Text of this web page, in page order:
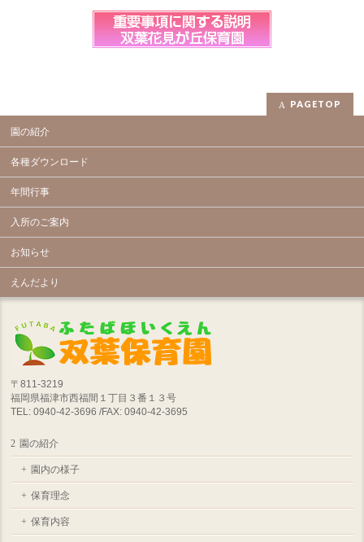
PAGETOP
園の紹介
各種ダウンロード
年間行事
入所のご案内
お知らせ
えんだより
〒811-3219
福岡県福津市西福間１丁目３番１３号
TEL: 0940-42-3696 /FAX: 0940-42-3695
園の紹介
園内の様子
保育理念
保育内容